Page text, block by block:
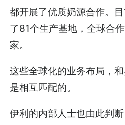
都开展了优质奶源合作。
了81个生产基地，全球合
家。
这些全球化的业务布局，
是相互匹配的。
伊利的内部人士也由此判